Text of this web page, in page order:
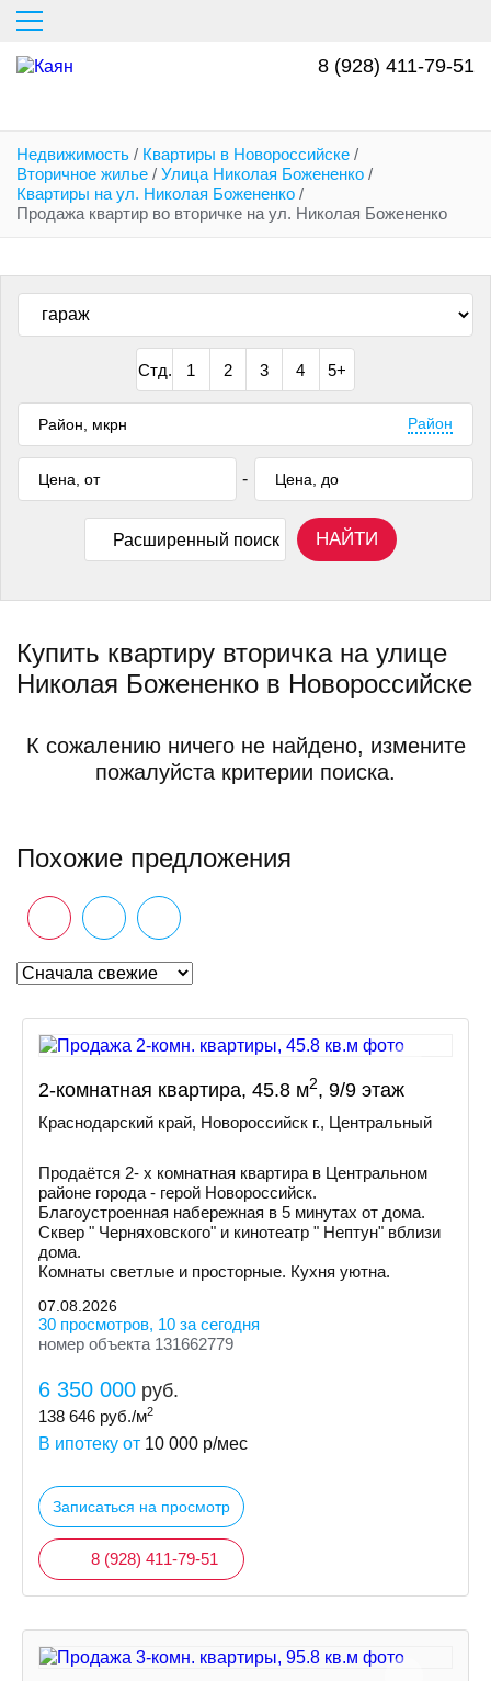
Перейти
основному
содержанию
8 (928) 411-79-51
Недвижимость / Квартиры в Новороссийске /
Вторичное жилье / Улица Николая Божененко /
Квартиры на ул. Николая Божененко /
Продажа квартир во вторичке на ул. Николая Божененко
Стд. 1 2 3 4 5+
Район
-
Расширенный поиск НАЙТИ
Купить квартиру вторичка на улице
Николая Божененко в Новороссийске
К сожалению ничего не найдено, измените
пожалуйста критерии поиска.
Похожие предложения
2-комнатная квартира, 45.8 м2, 9/9 этаж
Краснодарский край, Новороссийск г., Центральный
Продаётся 2- х комнатная квартира в Центральном
районе города - герой Новороссийск.
Благоустроенная набережная в 5 минутах от дома.
Сквер " Черняховского" и кинотеатр " Нептун" вблизи
дома.
Комнаты светлые и просторные. Кухня уютна.
07.08.2026
30 просмотров, 10 за сегодня
номер объекта 131662779
6 350 000 руб.
138 646 руб./м2
В ипотеку от 10 000 р/мес
Записаться на просмотр
8 (928) 411-79-51